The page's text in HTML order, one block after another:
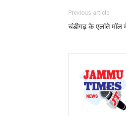
Previous article
चंडीगढ़ के एलांते मॉल